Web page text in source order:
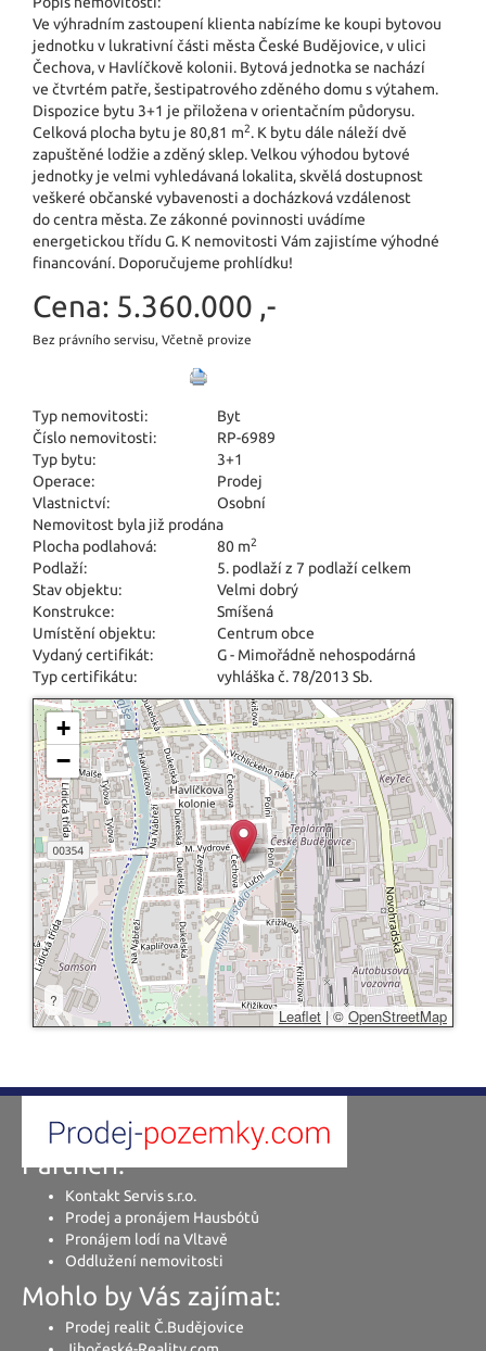
Ve výhradním zastoupení klienta nabízíme ke koupi bytovou
jednotku v lukrativní části města České Budějovice, v ulici
Čechova, v Havlíčkově kolonii. Bytová jednotka se nachází
ve čtvrtém patře, šestipatrového zděného domu s výtahem.
Dispozice bytu 3+1 je přiložena v orientačním půdorysu.
Celková plocha bytu je 80,81 m2. K bytu dále náleží dvě
zapuštěné lodžie a zděný sklep. Velkou výhodou bytové
jednotky je velmi vyhledávaná lokalita, skvělá dostupnost
veškeré občanské vybavenosti a docházková vzdálenost
do centra města. Ze zákonné povinnosti uvádíme
energetickou třídu G. K nemovitosti Vám zajistíme výhodné
financování. Doporučujeme prohlídku!
Cena: 5.360.000 ,-
Bez právního servisu, Včetně provize
Typ nemovitosti:
Byt
Číslo nemovitosti:
RP-6989
Typ bytu:
3+1
Operace:
Prodej
Vlastnictví:
Osobní
Nemovitost byla již prodána
Plocha podlahová:
80 m2
Podlaží:
5. podlaží z 7 podlaží celkem
Stav objektu:
Velmi dobrý
Konstrukce:
Smíšená
Umístění objektu:
Centrum obce
Vydaný certifikát:
G - Mimořádně nehospodárná
Typ certifikátu:
vyhláška č. 78/2013 Sb.
+
−
?
Leaflet |© OpenStreetMap
Partneři:
Kontakt Servis s.r.o.
Prodej a pronájem Hausbótů
Pronájem lodí na Vltavě
Oddlužení nemovitosti
Mohlo by Vás zajímat:
Prodej realit Č.Budějovice